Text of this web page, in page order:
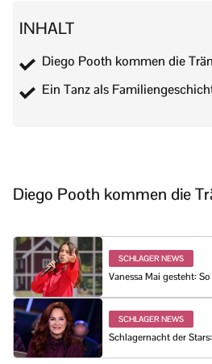
INHALT
Diego Pooth kommen die
Ein Tanz als
Diego Pooth kommen die
SCHLAGER NEWS
Vanessa Mai gesteht:
SCHLAGER NEWS
Schlagernacht der